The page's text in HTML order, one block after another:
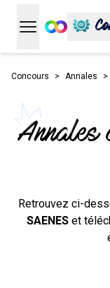
Ouvrir le menu
Concours Annales
Annales
Retrouvez ci-
SAENESet